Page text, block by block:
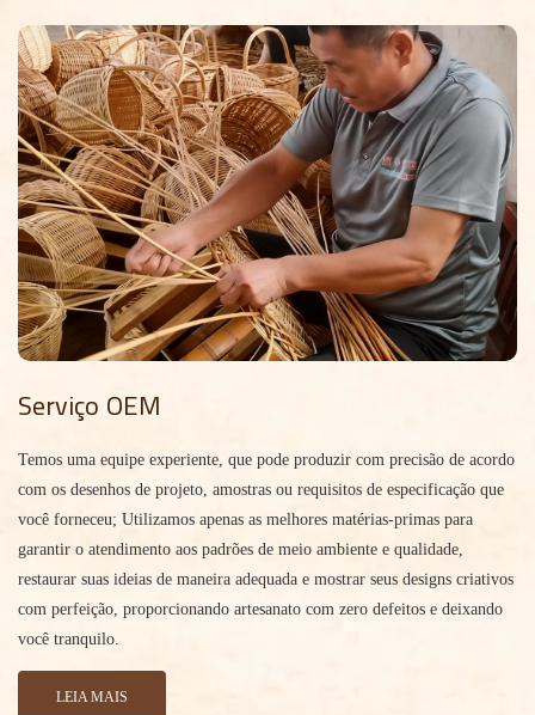
Serviço OEM
Temos uma equipe experiente, que pode produzir com precisão de acordo
com os desenhos de projeto, amostras ou requisitos de especificação que
você forneceu; Utilizamos apenas as melhores matérias-primas para
garantir o atendimento aos padrões de meio ambiente e qualidade,
restaurar suas ideias de maneira adequada e mostrar seus designs criativos
com perfeição, proporcionando artesanato com zero defeitos e deixando
você tranquilo.
LEIA MAIS